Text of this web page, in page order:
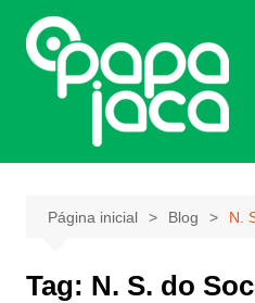
para
conteúdo
Página inicial Blog N.
Tag: N. S. do